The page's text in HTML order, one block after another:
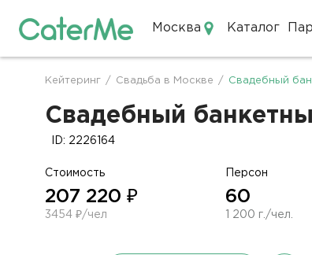
Москва Каталог
Строка
навигации
Кейтеринг / Свадьба в Москве / Свадебный
Свадебный
ID: 2226164
Стоимость
207 220 ₽
3454 ₽/чел
Персон
60
1 200 г./чел.